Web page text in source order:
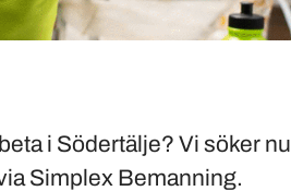
i Södertälje? Vi söker nu
Simplex Bemanning.